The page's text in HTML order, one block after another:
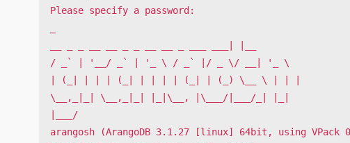
Please specify a password:
/ _` | '__/ _` | '_ \ / _` |/ _ \/ __| '_ \
| (_| | | | (_| | | | | (_| | (_) \__ \ | | |
\__,_|_| \__,_|_| |_|\__, |\___/|___/_| |_|
|___/
arangosh (ArangoDB 3.1.27 [linux] 64bit, using VPack